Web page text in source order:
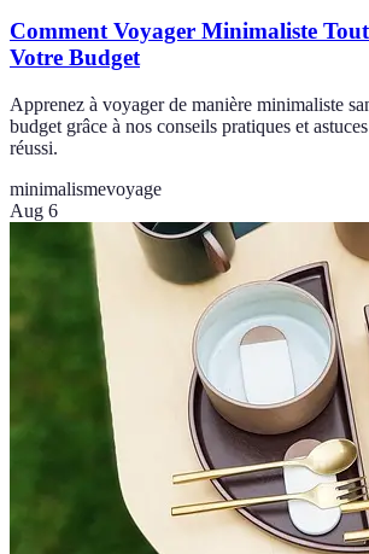
Comment Voyager Minimaliste
Votre Budget
Apprenez à voyager de manière minimaliste
budget grâce à nos conseils pratiques et
réussi.
minimalismevoyage
Aug 6